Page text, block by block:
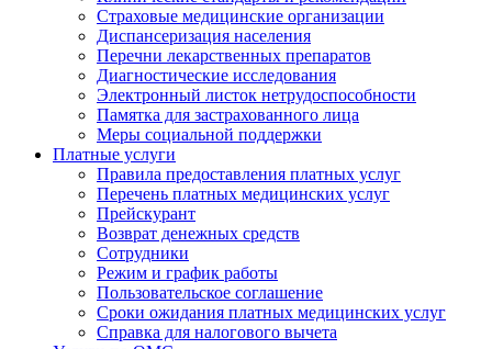
Страховые медицинские организации
Диспансеризация населения
Перечни лекарственных препаратов
Диагностические исследования
Электронный листок нетрудоспособности
Памятка для застрахованного лица
Меры социальной поддержки
Платные услуги
Правила предоставления платных услуг
Перечень платных медицинских услуг
Прейскурант
Возврат денежных средств
Сотрудники
Режим и график работы
Пользовательское соглашение
Сроки ожидания платных медицинских услуг
Справка для налогового вычета